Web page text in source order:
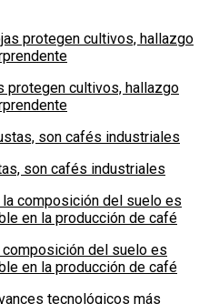
protegen cultivos, hallazgo
son cafés industriales
composición del suelo es
en la producción de café